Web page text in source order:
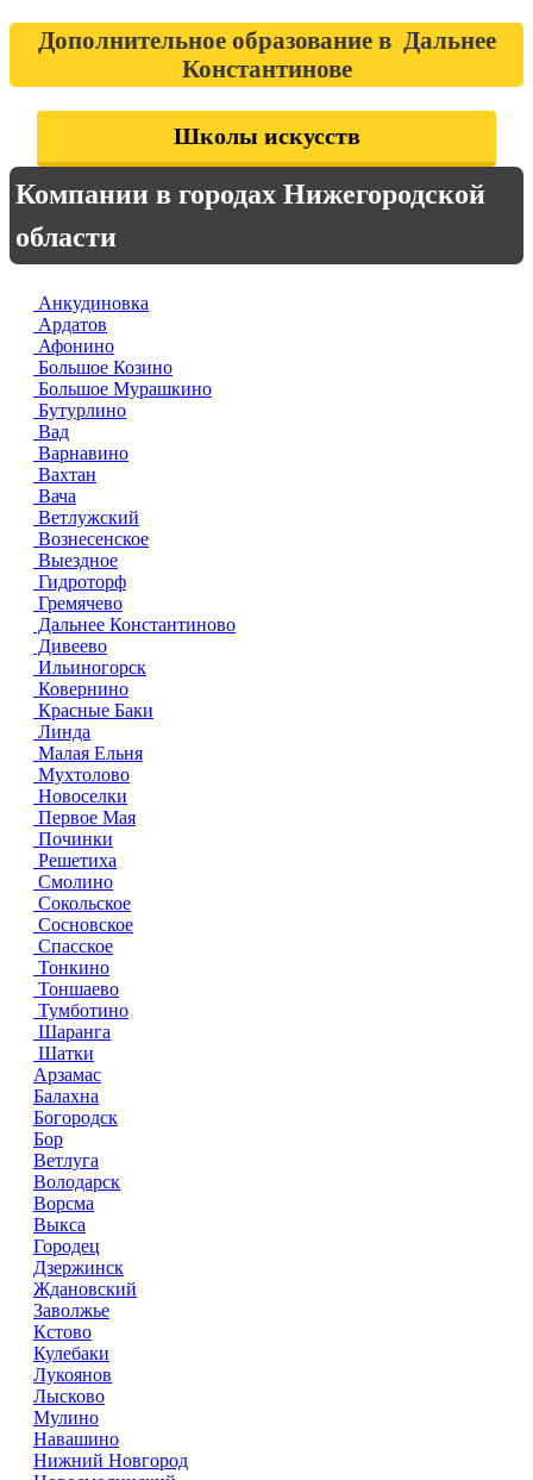
Дополнительное образование в Дальнее
Константинове
Школы искусств
Компании в городах Нижегородской
области
Анкудиновка
Ардатов
Афонино
Большое Козино
Большое Мурашкино
Бутурлино
Вад
Варнавино
Вахтан
Вача
Ветлужский
Вознесенское
Выездное
Гидроторф
Гремячево
Дальнее Константиново
Дивеево
Ильиногорск
Ковернино
Красные Баки
Линда
Малая Ельня
Мухтолово
Новоселки
Первое Мая
Починки
Решетиха
Смолино
Сокольское
Сосновское
Спасское
Тонкино
Тоншаево
Тумботино
Шаранга
Шатки
Арзамас
Балахна
Богородск
Бор
Ветлуга
Володарск
Ворсма
Выкса
Городец
Дзержинск
Ждановский
Заволжье
Кстово
Кулебаки
Лукоянов
Лысково
Мулино
Навашино
Нижний Новгород